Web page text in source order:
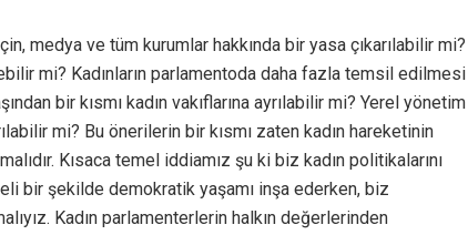
medya ve tüm kurumlar hakkında bir yasa çıkarılabilir mi?
mi? Kadınların parlamentoda daha fazla temsil edilmesi
bir kısmı kadın vakıflarına ayrılabilir mi? Yerel yönetim
mi? Bu önerilerin bir kısmı zaten kadın hareketinin
Kısaca temel iddiamız şu ki biz kadın politikalarını
bir şekilde demokratik yaşamı inşa ederken, biz
Kadın parlamenterlerin halkın değerlerinden